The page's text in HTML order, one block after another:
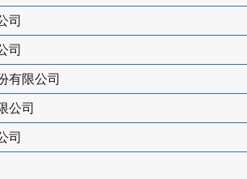
司
司
有限公司
公司
司